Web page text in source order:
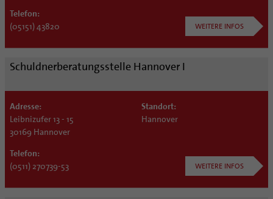
Telefon:
(05151) 43820
WEITERE INFOS
Schuldnerberatungsstelle Hannover I
Adresse:
Leibnizufer 13 - 15
30169 Hannover
Telefon:
(0511) 270739-53
Standort:
Hannover
WEITERE INFOS